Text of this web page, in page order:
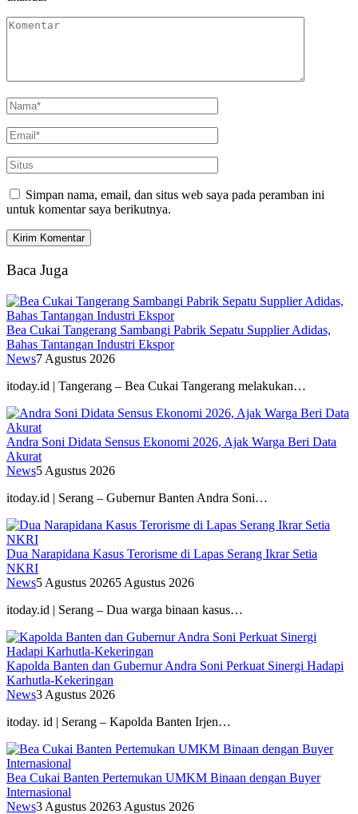
Simpan nama, email, dan situs web saya pada peramban ini
untuk komentar saya berikutnya.
Baca Juga
Bea Cukai Tangerang Sambangi Pabrik Sepatu Supplier Adidas,
Bahas Tantangan Industri Ekspor
News7 Agustus 2026
itoday.id | Tangerang – Bea Cukai Tangerang melakukan…
Andra Soni Didata Sensus Ekonomi 2026, Ajak Warga Beri Data
Akurat
News5 Agustus 2026
itoday.id | Serang – Gubernur Banten Andra Soni…
Dua Narapidana Kasus Terorisme di Lapas Serang Ikrar Setia
NKRI
News5 Agustus 20265 Agustus 2026
itoday.id | Serang – Dua warga binaan kasus…
Kapolda Banten dan Gubernur Andra Soni Perkuat Sinergi Hadapi
Karhutla-Kekeringan
News3 Agustus 2026
itoday. id | Serang – Kapolda Banten Irjen…
Bea Cukai Banten Pertemukan UMKM Binaan dengan Buyer
Internasional
News3 Agustus 20263 Agustus 2026